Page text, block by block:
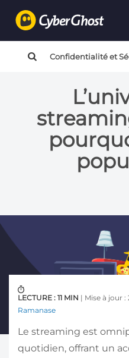
Confidentialité et
LECTURE : 11 MIN | Mise à jour
Ramanase
Le streaming est
quotidien, offrant un